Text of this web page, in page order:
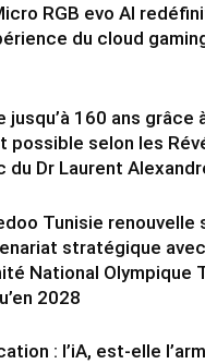
RGB evo AI
du cloud
jusqu’à 160 ans grâce à
possible selon les
du Dr Laurent
Tunisie renouvelle
stratégique
National Olympique
2028
: l’iA, est-elle